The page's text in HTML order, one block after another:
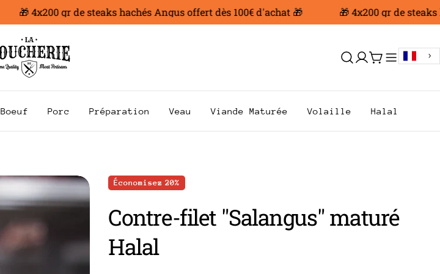
🎁 4x200 gr de steaks hachés Angus offert dès 100€ d'achat 🎁 🎁 4x200 gr de steaks
Se
Chariot
Boeuf Porc Préparation Veau Viande Maturée Volaille Halal
Économisez 20%
Contre-filet "Salangus" maturé
Halal